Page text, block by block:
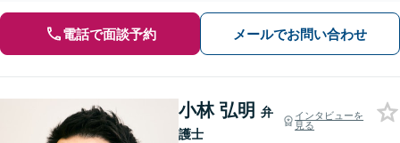
電話で面談予約 メールでお問い合わせ
小林 弘明 弁
護士
インタビューを
見る